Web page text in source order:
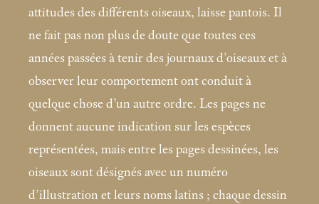
attitudes des différents oiseaux, laisse pantois. Il
ne fait pas non plus de doute que toutes ces
années passées à tenir des journaux d’oiseaux et à
observer leur comportement ont conduit à
quelque chose d’un autre ordre. Les pages ne
donnent aucune indication sur les espèces
représentées, mais entre les pages dessinées, les
oiseaux sont désignés avec un numéro
d’illustration et leurs noms latins ; chaque dessin